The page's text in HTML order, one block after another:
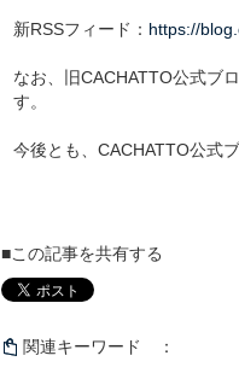
新RSSフィード： https://
なお、旧CACHATTO公式ブ
す。
今後とも、CACHATTO公式
■この記事を共有する
関連キーワード ：